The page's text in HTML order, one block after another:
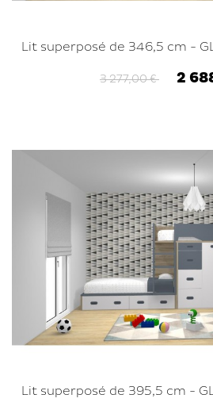
Lit superposé de 346,5 cm -
3 277,00 € 2
Lit superposé de 395,5 cm -